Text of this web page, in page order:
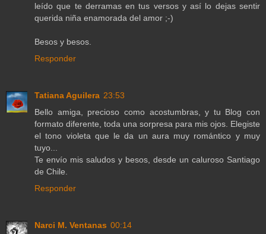
leído que te derramas en tus versos y así lo dejas sentir
querida niña enamorada del amor ;-)
Besos y besos.
Responder
Tatiana Aguilera 23:53
Bello amiga, precioso como acostumbras, y tu Blog con
formato diferente, toda una sorpresa para mis ojos. Elegiste
el tono violeta que le da un aura muy romántico y muy
tuyo...
Te envío mis saludos y besos, desde un caluroso Santiago
de Chile.
Responder
Narci M. Ventanas 00:14